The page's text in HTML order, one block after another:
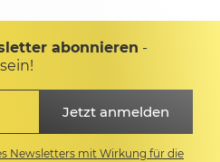
abonnieren -
Newsletters mit Wirkung für die